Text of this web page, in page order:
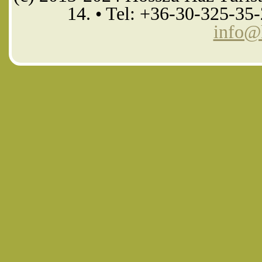
14. • Tel: +36-30-325-